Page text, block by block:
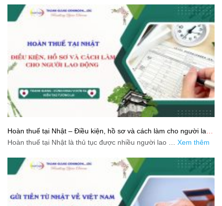
Hoàn thuế tại Nhật – Điều kiện, hồ sơ và cách làm cho người lao
động
Hoàn thuế tại Nhật là thủ tục được nhiều người lao … Xem thêm